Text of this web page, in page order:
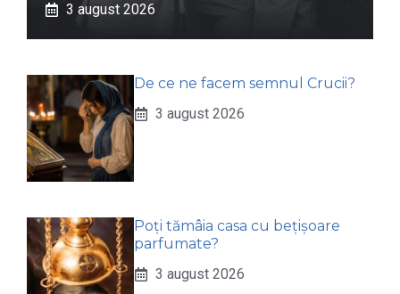
3 august 2026
De ce ne facem semnul Crucii?
3 august 2026
Poți tămâia casa cu bețișoare
parfumate?
3 august 2026